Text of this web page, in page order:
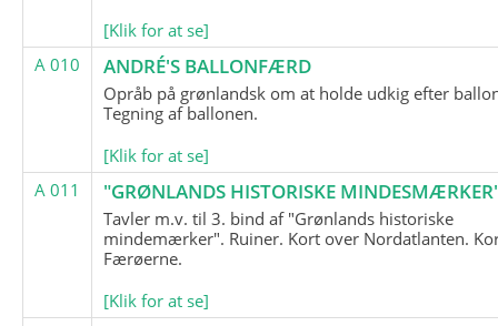
[Klik for at se]
A 010
ANDRÉ'S BALLONFÆRD
Opråb på grønlandsk om at holde udkig efter
Tegning af ballonen.
[Klik for at se]
A 011
"GRØNLANDS HISTORISKE
Tavler m.v. til 3. bind af "Grønlands historiske
mindemærker". Ruiner. Kort over Nordatlanten.
Færøerne.
[Klik for at se]